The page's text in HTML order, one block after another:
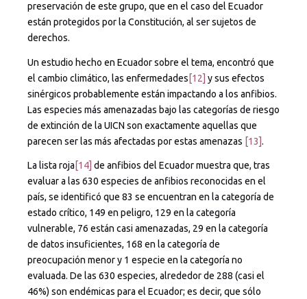
preservación de este grupo, que en el caso del Ecuador
están protegidos por la Constitución, al ser sujetos de
derechos.
Un estudio hecho en Ecuador sobre el tema, encontró que
el cambio climático, las enfermedades [12] y sus efectos
sinérgicos probablemente están impactando a los anfibios.
Las especies más amenazadas bajo las categorías de riesgo
de extinción de la UICN son exactamente aquellas que
parecen ser las más afectadas por estas amenazas [13].
La lista roja [14] de anfibios del Ecuador muestra que, tras
evaluar a las 630 especies de anfibios reconocidas en el
país, se identificó que 83 se encuentran en la categoría de
estado crítico, 149 en peligro, 129 en la categoría
vulnerable, 76 están casi amenazadas, 29 en la categoría
de datos insuficientes, 168 en la categoría de
preocupación menor y 1 especie en la categoría no
evaluada. De las 630 especies, alrededor de 288 (casi el
46%) son endémicas para el Ecuador; es decir, que sólo